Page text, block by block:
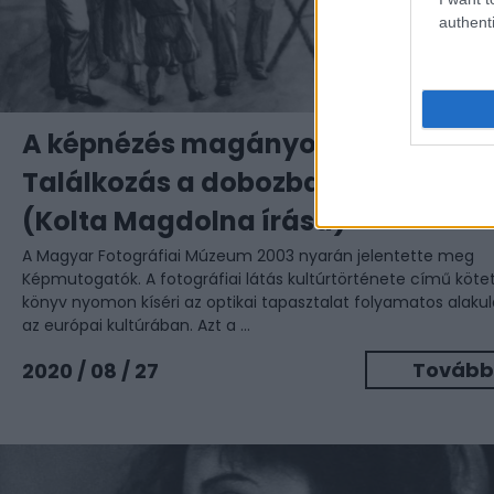
A képnézés magányos öröme –
Találkozás a dobozba rejtett képpel
(Kolta Magdolna írása)
A Magyar Fotográfiai Múzeum 2003 nyarán jelentette meg
Képmutogatók. A fotográfiai látás kultúrtörténete című
könyv nyomon kíséri az optikai tapasztalat folyamatos
az európai kultúrában. Azt a ...
2020 / 08 / 27 Tovább